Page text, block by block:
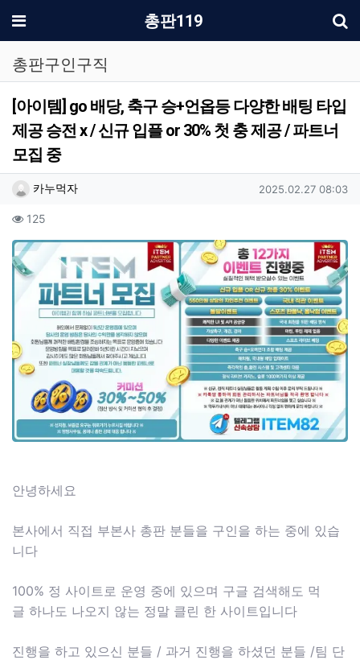
메뉴 총판119
총판구인구직
[아이템] go 배당, 축구 승+언옵등 다양한 배팅 타입
제공 승전 x / 신규 입플 or 30% 첫 충 제공 / 파트너
모집 중
작성자 정보
카누먹자작성 작성일
2025.02.27 08:03
컨텐츠 정보
125
본문
안녕하세요
본사에서 직접 부본사 총판 분들을 구인을 하는 중에 있습
니다
100% 정 사이트로 운영 중에 있으며 구글 검색해도 먹
글 하나도 나오지 않는 정말 클린 한 사이트입니다
진행을 하고 있으신 분들 / 과거 진행을 하셨던 분들 /팀 단